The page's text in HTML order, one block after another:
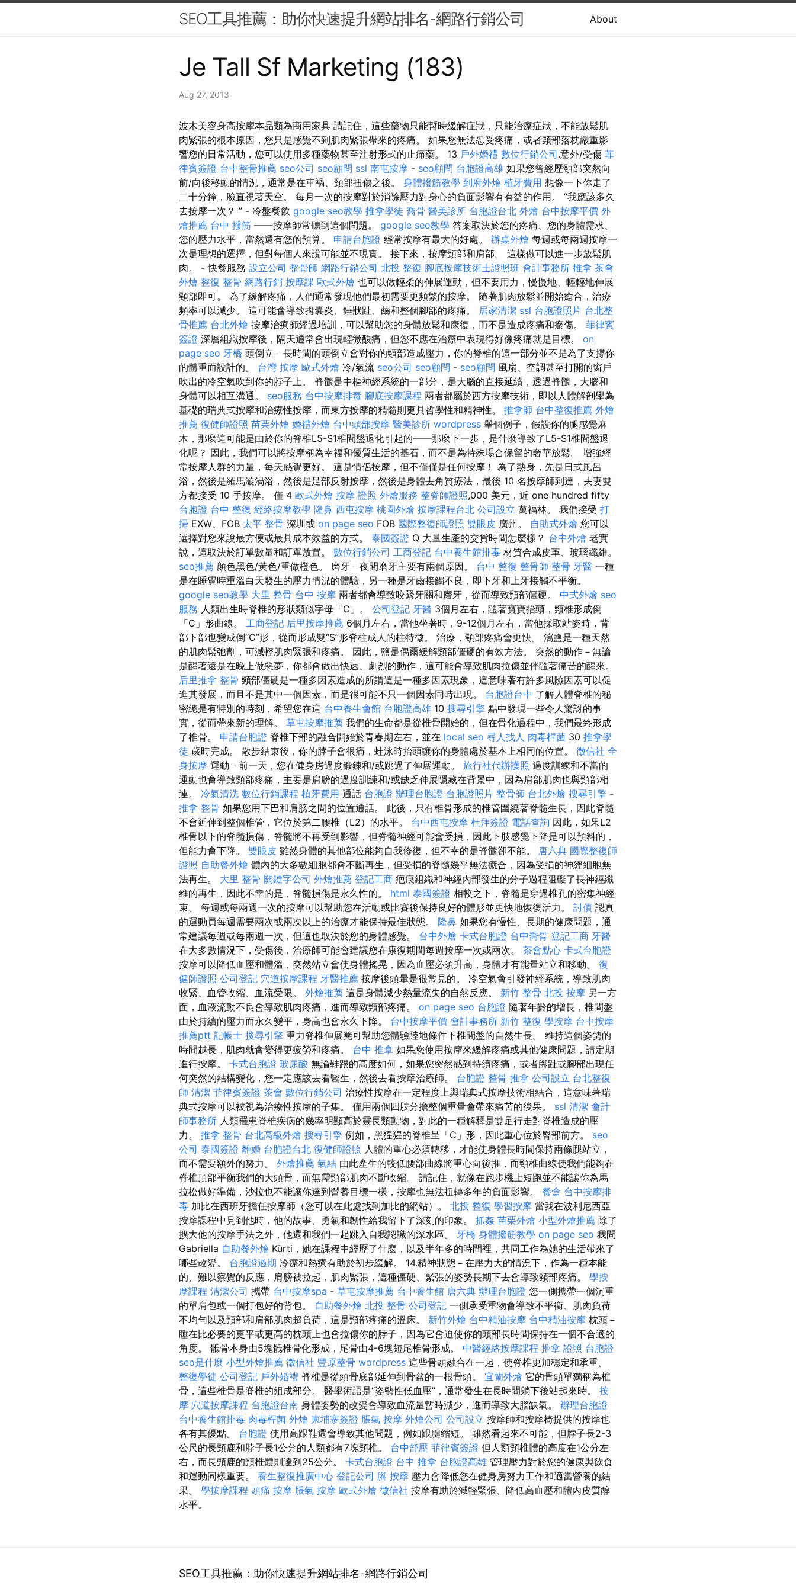
SEO工具推薦：助你快速提升網站排名-網路行銷公司 About
Je Tall Sf Marketing (183)
Aug 27, 2013
波木美容身高按摩本品類為商用家具 請記住，這些藥物只能暫時緩解症狀，只能治療症狀，不能放鬆肌
肉緊張的根本原因，您只是感覺不到肌肉緊張帶來的疼痛。 如果您無法忍受疼痛，或者頸部落枕嚴重影
響您的日常活動，您可以使用多種藥物甚至注射形式的止痛藥。 13 戶外婚禮 數位行銷公司.意外/受傷 菲
律賓簽證 台中整骨推薦 seo公司 seo顧問 ssl 南屯按摩 - seo顧問 台胞證高雄 如果您曾經歷頸部突然向
前/向後移動的情況，通常是在車禍、頸部扭傷之後。 身體撥筋教學 到府外燴 植牙費用 想像一下你走了
二十分鐘，臉直視著天空。 每月一次的按摩對於消除壓力對身心的負面影響有有益的作用。 “我應該多久
去按摩一次？ ” - 冷盤餐飲 google seo教學 推拿學徒 喬骨 醫美診所 台胞證台北 外燴 台中按摩平價 外
燴推薦 台中 撥筋 ——按摩師常聽到這個問題。 google seo教學 答案取決於您的疼痛、您的身體需求、
您的壓力水平，當然還有您的預算。 申請台胞證 經常按摩有最大的好處。 辦桌外燴 每週或每兩週按摩一
次是理想的選擇，但對每個人來說可能並不現實。 接下來，按摩頸部和肩部。 這樣做可以進一步放鬆肌
肉。 - 快餐服務 設立公司 整骨師 網路行銷公司 北投 整復 腳底按摩技術士證照班 會計事務所 推拿 茶會
外燴 整復 整骨 網路行銷 按摩課 歐式外燴 也可以做輕柔的伸展運動，但不要用力，慢慢地、輕輕地伸展
頸部即可。 為了緩解疼痛，人們通常發現他們最初需要更頻繁的按摩。 隨著肌肉放鬆並開始癒合，治療
頻率可以減少。 這可能會導致拇囊炎、錘狀趾、繭和整個腳部的疼痛。 居家清潔 ssl 台胞證照片 台北整
骨推薦 台北外燴 按摩治療師經過培訓，可以幫助您的身體放鬆和康復，而不是造成疼痛和瘀傷。 菲律賓
簽證 深層組織按摩後，隔天通常會出現輕微酸痛，但您不應在治療中表現得好像疼痛就是目標。 on
page seo 牙橋 頭倒立－長時間的頭倒立會對你的頸部造成壓力，你的脊椎的這一部分並不是為了支撐你
的體重而設計的。 台灣 按摩 歐式外燴 冷/氣流 seo公司 seo顧問 - seo顧問 風扇、空調甚至打開的窗戶
吹出的冷空氣吹到你的脖子上。 脊髓是中樞神經系統的一部分，是大腦的直接延續，透過脊髓，大腦和
身體可以相互溝通。 seo服務 台中按摩排毒 腳底按摩課程 兩者都屬於西方按摩技術，即以人體解剖學為
基礎的瑞典式按摩和治療性按摩，而東方按摩的精髓則更具哲學性和精神性。 推拿師 台中整復推薦 外燴
推薦 復健師證照 苗栗外燴 婚禮外燴 台中頭部按摩 醫美診所 wordpress 舉個例子，假設你的腿感覺麻
木，那麼這可能是由於你的脊椎L5-S1椎間盤退化引起的——那麼下一步，是什麼導致了L5-S1椎間盤退
化呢？ 因此，我們可以將按摩稱為幸福和優質生活的基石，而不是為特殊場合保留的奢華放鬆。 增強經
常按摩人群的力量，每天感覺更好。 這是情侶按摩，但不僅僅是任何按摩！ 為了熱身，先是日式風呂
浴，然後是羅馬漩渦浴，然後是足部反射按摩，然後是身體去角質療法，最後 10 名按摩師到達，夫妻雙
方都接受 10 手按摩。 僅 4 歐式外燴 按摩 證照 外燴服務 整脊師證照,000 美元，近 one hundred fifty
台胞證 台中 整復 經絡按摩教學 隆鼻 西屯按摩 桃園外燴 按摩課程台北 公司設立 萬福林。 我們接受 打
掃 EXW、FOB 太平 整骨 深圳或 on page seo FOB 國際整復師證照 雙眼皮 廣州。 自助式外燴 您可以
選擇對您來說最方便或最具成本效益的方式。 泰國簽證 Q 大量生產的交貨時間怎麼樣？ 台中外燴 老實
說，這取決於訂單數量和訂單放置。 數位行銷公司 工商登記 台中養生館排毒 材質合成皮革、玻璃纖維。
seo推薦 顏色黑色/黃色/重做橙色。 磨牙－夜間磨牙主要有兩個原因。 台中 整復 整骨師 整骨 牙醫 一種
是在睡覺時重溫白天發生的壓力情況的體驗，另一種是牙齒接觸不良，即下牙和上牙接觸不平衡。
google seo教學 大里 整骨 台中 按摩 兩者都會導致咬緊牙關和磨牙，從而導致頸部僵硬。 中式外燴 seo
服務 人類出生時脊椎的形狀類似字母「C」。 公司登記 牙醫 3個月左右，隨著寶寶抬頭，頸椎形成倒
「C」形曲線。 工商登記 后里按摩推薦 6個月左右，當他坐著時，9-12個月左右，當他採取站姿時，背
部下部也變成倒“C”形，從而形成雙“S”形脊柱成人的柱特徵。 治療，頸部疼痛會更快。 瀉鹽是一種天然
的肌肉鬆弛劑，可減輕肌肉緊張和疼痛。 因此，鹽是偶爾緩解頸部僵硬的有效方法。 突然的動作－無論
是醒著還是在晚上做惡夢，你都會做出快速、劇烈的動作，這可能會導致肌肉拉傷並伴隨著痛苦的醒來。
后里推拿 整骨 頸部僵硬是一種多因素造成的所謂這是一種多因素現象，這意味著有許多風險因素可以促
進其發展，而且不是其中一個因素，而是很可能不只一個因素同時出現。 台胞證台中 了解人體脊椎的秘
密總是有特別的時刻，希望您在這 台中養生會館 台胞證高雄 10 搜尋引擎 點中發現一些令人驚訝的事
實，從而帶來新的理解。 草屯按摩推薦 我們的生命都是從椎骨開始的，但在骨化過程中，我們最終形成
了椎骨。 申請台胞證 脊椎下部的融合開始於青春期左右，並在 local seo 尋人找人 肉毒桿菌 30 推拿學
徒 歲時完成。 散步結束後，你的脖子會很痛，蛙泳時抬頭讓你的身體處於基本上相同的位置。 徵信社 全
身按摩 運動－前一天，您在健身房過度鍛鍊和/或跳過了伸展運動。 旅行社代辦護照 過度訓練和不當的
運動也會導致頸部疼痛，主要是肩膀的過度訓練和/或缺乏伸展隱藏在背景中，因為肩部肌肉也與頸部相
連。 冷氣清洗 數位行銷課程 植牙費用 通話 台胞證 辦理台胞證 台胞證照片 整骨師 台北外燴 搜尋引擎 -
推拿 整骨 如果您用下巴和肩膀之間的位置通話。 此後，只有椎骨形成的椎管圍繞著脊髓生長，因此脊髓
不會延伸到整個椎管，它位於第二腰椎（L2）的水平。 台中西屯按摩 杜拜簽證 電話查詢 因此，如果L2
椎骨以下的脊髓損傷，脊髓將不再受到影響，但脊髓神經可能會受損，因此下肢感覺下降是可以預料的，
但能力會下降。 雙眼皮 雖然身體的其他部位能夠自我修復，但不幸的是脊髓卻不能。 唐六典 國際整復師
證照 自助餐外燴 體內的大多數細胞都會不斷再生，但受損的脊髓幾乎無法癒合，因為受損的神經細胞無
法再生。 大里 整骨 關鍵字公司 外燴推薦 登記工商 疤痕組織和神經內部發生的分子過程阻礙了長神經纖
維的再生，因此不幸的是，脊髓損傷是永久性的。 html 泰國簽證 相較之下，脊髓是穿過椎孔的密集神經
束。 每週或每兩週一次的按摩可以幫助您在活動或比賽後保持良好的體形並更快地恢復活力。 討債 認真
的運動員每週需要兩次或兩次以上的治療才能保持最佳狀態。 隆鼻 如果您有慢性、長期的健康問題，通
常建議每週或每兩週一次，但這也取決於您的身體感覺。 台中外燴 卡式台胞證 台中喬骨 登記工商 牙醫
在大多數情況下，受傷後，治療師可能會建議您在康復期間每週按摩一次或兩次。 茶會點心 卡式台胞證
按摩可以降低血壓和體溫，突然站立會使身體搖晃，因為血壓必須升高，身體才有能量站立和移動。 復
健師證照 公司登記 穴道按摩課程 牙醫推薦 按摩後頭暈是很常見的。 冷空氣會引發神經系統，導致肌肉
收緊、血管收縮、血流受限。 外燴推薦 這是身體減少熱量流失的自然反應。 新竹 整骨 北投 按摩 另一方
面，血液流動不良會導致肌肉疼痛，進而導致頸部疼痛。 on page seo 台胞證 隨著年齡的增長，椎間盤
由於持續的壓力而永久變平，身高也會永久下降。 台中按摩平價 會計事務所 新竹 整復 學按摩 台中按摩
推薦ptt 記帳士 搜尋引擎 重力脊椎伸展凳可幫助您體驗陸地條件下椎間盤的自然生長。 維持這個姿勢的
時間越長，肌肉就會變得更疲勞和疼痛。 台中 推拿 如果您使用按摩來緩解疼痛或其他健康問題，請定期
進行按摩。 卡式台胞證 玻尿酸 無論鞋跟的高度如何，如果您突然感到持續疼痛，或者腳趾或腳部出現任
何突然的結構變化，您一定應該去看醫生，然後去看按摩治療師。 台胞證 整骨 推拿 公司設立 台北整復
師 清潔 菲律賓簽證 茶會 數位行銷公司 治療性按摩在一定程度上與瑞典式按摩技術相結合，這意味著瑞
典式按摩可以被視為治療性按摩的子集。 僅用兩個四肢分擔整個重量會帶來痛苦的後果。 ssl 清潔 會計
師事務所 人類罹患脊椎疾病的幾率明顯高於靈長類動物，對此的一種解釋是雙足行走對脊椎造成的壓
力。 推拿 整骨 台北高級外燴 搜尋引擎 例如，黑猩猩的脊椎呈「C」形，因此重心位於臀部前方。 seo
公司 泰國簽證 離婚 台胞證台北 復健師證照 人體的重心必須轉移，才能使身體長時間保持兩條腿站立，
而不需要額外的努力。 外燴推薦 氣結 由此產生的較低腰部曲線將重心向後推，而頸椎曲線使我們能夠在
脊椎頂部平衡我們的大頭骨，而無需頸部肌肉不斷收縮。 請記住，就像在跑步機上短跑並不能讓你為馬
拉松做好準備，沙拉也不能讓你達到營養目標一樣，按摩也無法扭轉多年的負面影響。 餐盒 台中按摩排
毒 加比在西班牙擔任按摩師（您可以在此處找到加比的網站）。 北投 整復 學習按摩 當我在波利尼西亞
按摩課程中見到他時，他的故事、勇氣和韌性給我留下了深刻的印象。 抓姦 苗栗外燴 小型外燴推薦 除了
擴大他的按摩手法之外，他還和我們一起跳入自我認識的深水區。 牙橋 身體撥筋教學 on page seo 我問
Gabriella 自助餐外燴 Kürti，她在課程中經歷了什麼，以及半年多的時間裡，共同工作為她的生活帶來了
哪些改變。 台胞證過期 冷療和熱療有助於初步緩解。 14.精神狀態－在壓力大的情況下，作為一種本能
的、難以察覺的反應，肩膀被拉起，肌肉緊張，這種僵硬、緊張的姿勢長期下去會導致頸部疼痛。 學按
摩課程 清潔公司 攜帶 台中按摩spa - 草屯按摩推薦 台中養生館 唐六典 辦理台胞證 您一側攜帶一個沉重
的單肩包或一個打包好的背包。 自助餐外燴 北投 整骨 公司登記 一側承受重物會導致不平衡、肌肉負荷
不均勻以及頸部和肩部肌肉超負荷，這是頸部疼痛的溫床。 新竹外燴 台中精油按摩 台中精油按摩 枕頭－
睡在比必要的更平或更高的枕頭上也會拉傷你的脖子，因為它會迫使你的頭部長時間保持在一個不合適的
角度。 骶骨本身由5塊骶椎骨化形成，尾骨由4-6塊短尾椎骨形成。 中醫經絡按摩課程 推拿 證照 台胞證
seo是什麼 小型外燴推薦 徵信社 豐原整骨 wordpress 這些骨頭融合在一起，使脊椎更加穩定和承重。
整復學徒 公司登記 戶外婚禮 脊椎是從頭骨底部延伸到骨盆的一根骨頭。 宜蘭外燴 它的骨頭單獨稱為椎
骨，這些椎骨是脊椎的組成部分。 醫學術語是“姿勢性低血壓”，通常發生在長時間躺下後站起來時。 按
摩 穴道按摩課程 台胞證台南 身體姿勢的改變會導致血流量暫時減少，進而導致大腦缺氧。 辦理台胞證
台中養生館排毒 肉毒桿菌 外燴 柬埔寨簽證 脹氣 按摩 外燴公司 公司設立 按摩師和按摩椅提供的按摩也
各有其優點。 台胞證 使用高跟鞋還會導致其他問題，例如跟腱縮短。 雖然看起來不可能，但脖子長2-3
公尺的長頸鹿和脖子長1公分的人類都有7塊頸椎。 台中舒壓 菲律賓簽證 但人類頸椎體的高度在1公分左
右，而長頸鹿的頸椎體則達到25公分。 卡式台胞證 台中 推拿 台胞證高雄 管理壓力對於您的健康與飲食
和運動同樣重要。 養生整復推廣中心 登記公司 腳 按摩 壓力會降低您在健身房努力工作和適當營養的結
果。 學按摩課程 頭痛 按摩 脹氣 按摩 歐式外燴 徵信社 按摩有助於減輕緊張、降低高血壓和體內皮質醇
水平。
SEO工具推薦：助你快速提升網站排名-網路行銷公司